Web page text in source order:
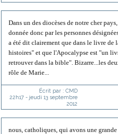
Dans un des diocèses de notre cher
donnée donc par les personnes
a été dit clairement que dans le livre de
histoires" et que l'Apocalypse est "un
retrouver dans la bible". Bizarre...les
rôle de Marie...
Écrit par : CMD
22h17- jeudi 13 septembre
2012
nous, catholiques, qui avons une